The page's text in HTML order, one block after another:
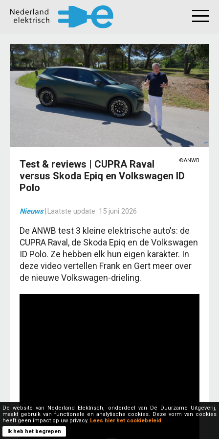
©ANWB
Test & reviews | CUPRA Raval
versus Skoda Epiq en Volkswagen ID
Polo
Nieuws|Laatste update: 15 juni 2026
De ANWB test 3 kleine elektrische auto's: de
CUPRA Raval, de Skoda Epiq en de Volkswagen
ID Polo. Ze hebben elk hun eigen karakter. In
deze video vertellen Frank en Gert meer over
de nieuwe Volkswagen-drieling.
De website van Nederland Elektrisch, onderdeel van Dé Duurzame Uitgeverij,
maakt gebruik van functionele en analytische cookies. Deze vorm van cookies
heeft geen impact op uw privacy. Lees hier het cookiebeleid.
Ik heb het begrepen